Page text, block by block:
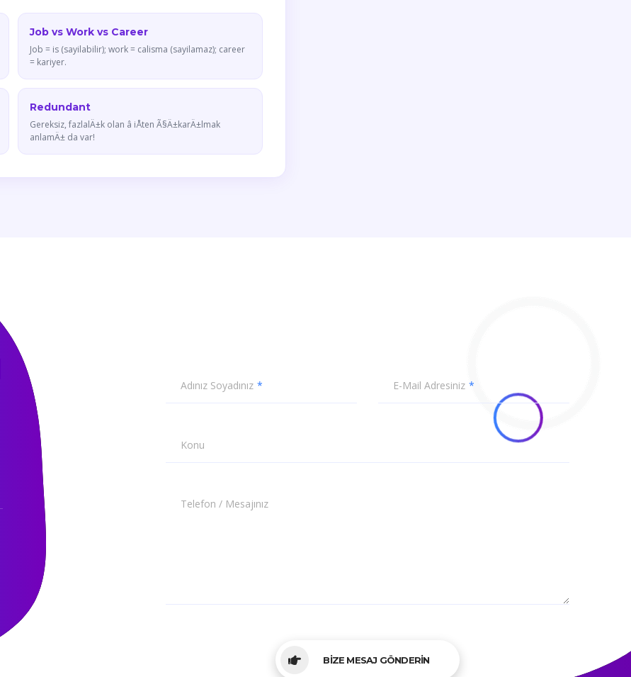
Job vs Work vs Career
Job = is (sayilabilir); work = calisma (sayilamaz); career
= kariyer.
Redundant
Gereksiz, fazlalÄ±k olan â iÅten Ã§Ä±karÄ±lmak
anlamÄ± da var!
Adınız Soyadınız E-Mail Adresiniz
Konu
Telefon / Mesajınız
BİZE MESAJ GÖNDERİN